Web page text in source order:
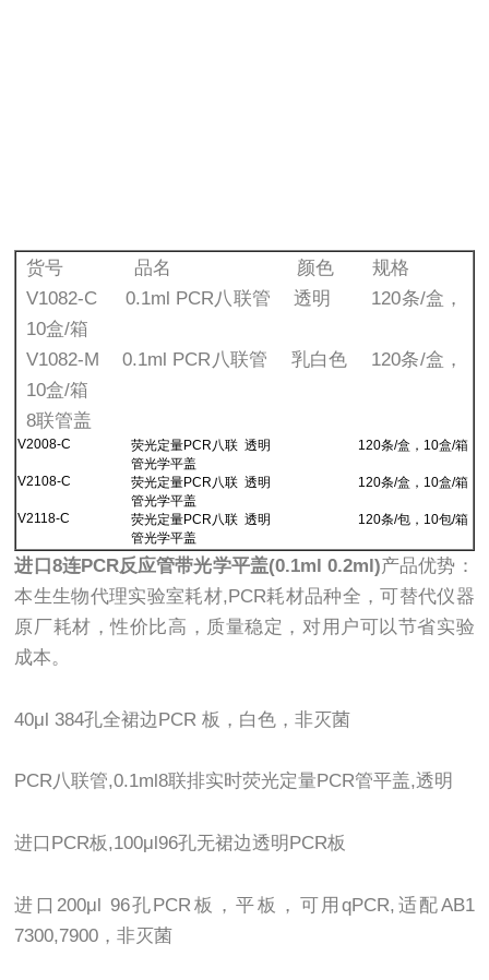
货号 品名 颜色 规格
V1082-C 0.1ml PCR八联管 透明 120条/盒，
10盒/箱
V1082-M 0.1ml PCR八联管 乳白色 120条/盒，
10盒/箱
8联管盖
V2008-C
荧光定量PCR八联
管光学平盖
透明 120条/盒，10盒/箱
V2108-C
荧光定量PCR八联
管光学平盖
透明 120条/盒，10盒/箱
V2118-C
荧光定量PCR八联
管光学平盖
透明 120条/包，10包/箱
进口8连PCR反应管带光学平盖(0.1ml 0.2ml)产品优势：
本生生物代理实验室耗材,PCR耗材品种全，可替代仪器
原厂耗材，性价比高，质量稳定，对用户可以节省实验
成本。
40μl 384孔全裙边PCR 板，白色，非灭菌
PCR八联管,0.1ml8联排实时荧光定量PCR管平盖,透明
进口PCR板,100μl96孔无裙边透明PCR板
进口200μl 96孔PCR板，平板，可用qPCR,适配AB1
7300,7900，非灭菌